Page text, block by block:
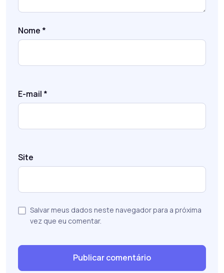
Nome *
E-mail *
Site
Salvar meus dados neste navegador para a próxima
vez que eu comentar.